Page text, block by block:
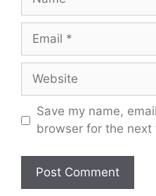
Email
Website
Save my name,
browser for the next